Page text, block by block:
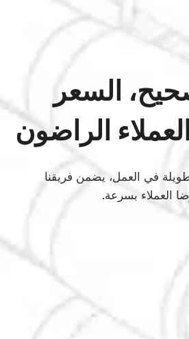
السعر
الراضون
في العمل، يضمن فريقنا
العملاء بسرعة.